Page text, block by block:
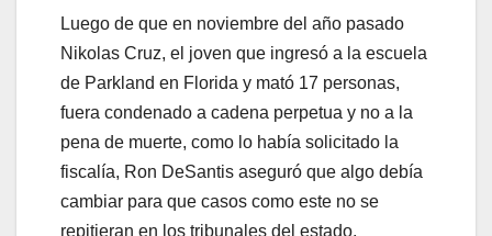
Luego de que en noviembre del año pasado
Nikolas Cruz, el joven que ingresó a la escuela
de Parkland en Florida y mató 17 personas,
fuera condenado a cadena perpetua y no a la
pena de muerte, como lo había solicitado la
fiscalía, Ron DeSantis aseguró que algo debía
cambiar para que casos como este no se
repitieran en los tribunales del estado.